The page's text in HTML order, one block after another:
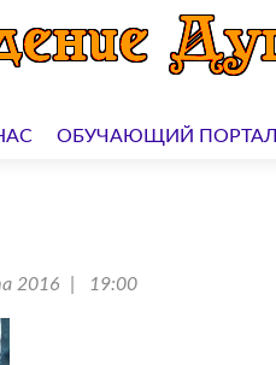
ОБУЧАЮЩИЙ ПОРТАЛ
2016 | 19:00